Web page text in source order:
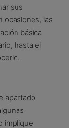
sus
ocasiones, las
básica
hasta el
apartado
implique